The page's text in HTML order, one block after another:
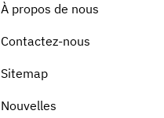
À propos de nous
Contactez-nous
Sitemap
Nouvelles